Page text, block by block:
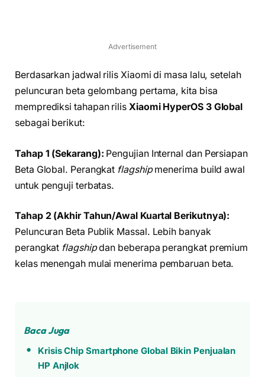
Advertisement
Berdasarkan jadwal rilis Xiaomi di masa lalu, setelah
peluncuran beta gelombang pertama, kita bisa
memprediksi tahapan rilis Xiaomi HyperOS 3 Global
sebagai berikut:
Tahap 1 (Sekarang): Pengujian Internal dan Persiapan
Beta Global. Perangkat flagshipmenerima build awal
untuk penguji terbatas.
Tahap 2 (Akhir Tahun/Awal Kuartal Berikutnya):
Peluncuran Beta Publik Massal. Lebih banyak
perangkat flagshipdan beberapa perangkat premium
kelas menengah mulai menerima pembaruan beta.
Baca Juga
Krisis Chip Smartphone Global Bikin Penjualan
HP Anjlok